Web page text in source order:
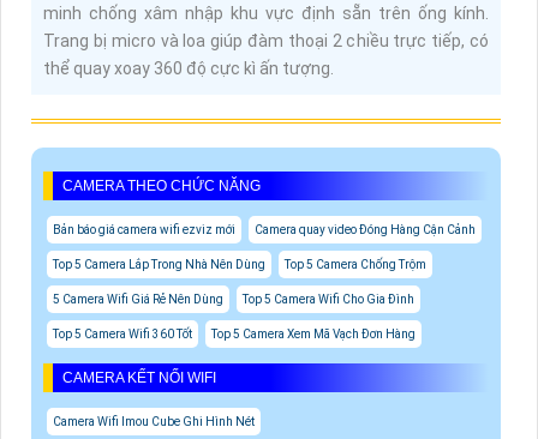
minh chống xâm nhập khu vực định sẵn trên ống kính.
Trang bị micro và loa giúp đàm thoại 2 chiều trực tiếp, có
thể quay xoay 360 độ cực kì ấn tượng.
CAMERA THEO CHỨC NĂNG
Bản báo giá camera wifi ezviz mới Camera quay video Đóng Hàng Cận Cảnh
Top 5 Camera Lắp Trong Nhà Nên Dùng Top 5 Camera Chống Trộm
5 Camera Wifi Giá Rẻ Nên Dùng Top 5 Camera Wifi Cho Gia Đình
Top 5 Camera Wifi 360 Tốt Top 5 Camera Xem Mã Vạch Đơn Hàng
CAMERA KẾT NỐI WIFI
Camera Wifi Imou Cube Ghi Hình Nét